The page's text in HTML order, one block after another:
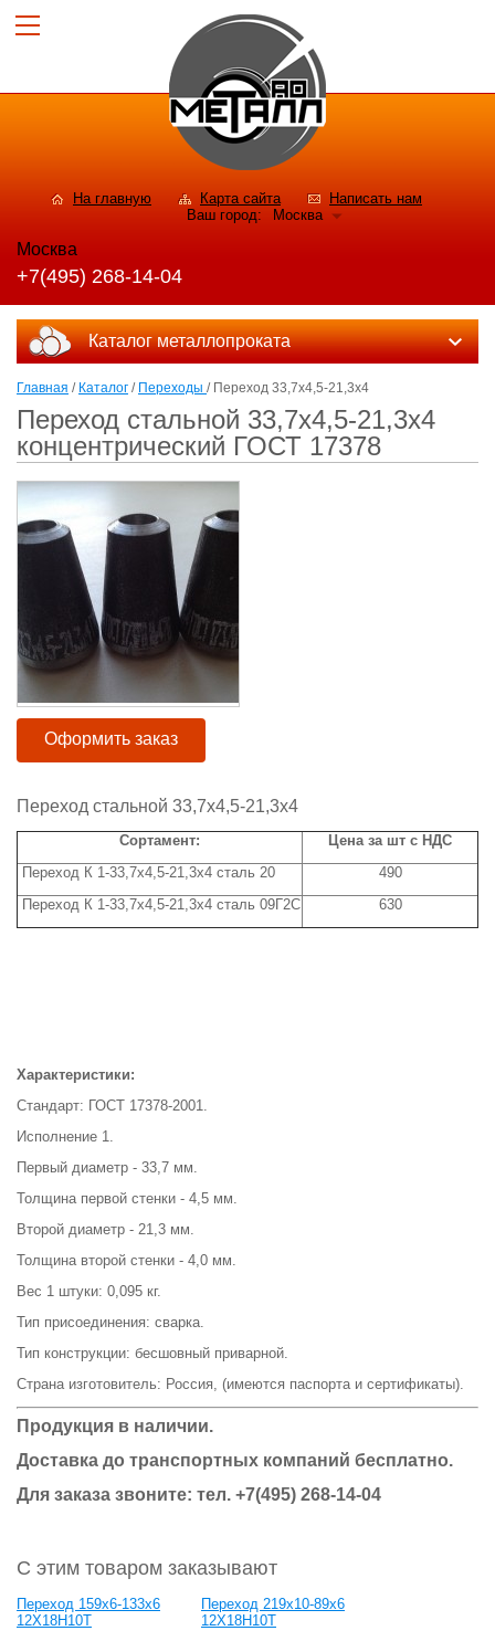
На главную Карта сайта
Написать нам
Ваш город:
Москва
Москва
+7(495) 268-14-04
Каталог металлопроката
Главная / Каталог / Переходы / Переход 33,7x4,5-21,3x4
Переход стальной 33,7x4,5-21,3x4
концентрический ГОСТ 17378
Оформить заказ
Переход стальной 33,7x4,5-21,3x4
Сортамент:
Цена за шт с НДС
Переход К 1-33,7x4,5-21,3x4 сталь 20
490
Переход К 1-33,7x4,5-21,3x4 сталь 09Г2С
630
Характеристики:
Стандарт: ГОСТ 17378-2001.
Исполнение 1.
Первый диаметр - 33,7 мм.
Толщина первой стенки - 4,5 мм.
Второй диаметр - 21,3 мм.
Толщина второй стенки - 4,0 мм.
Вес 1 штуки: 0,095 кг.
Тип присоединения: сварка.
Тип конструкции: бесшовный приварной.
Страна изготовитель: Россия, (имеются паспорта и сертификаты).
Продукция в наличии.
Доставка до транспортных компаний бесплатно.
Для заказа звоните: тел. +7(495) 268-14-04
С этим товаром заказывают
Переход 159х6-133х6
12Х18Н10Т
Переход 219х10-89х6
12Х18Н10Т